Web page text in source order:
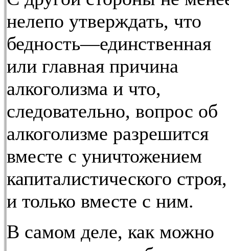
нелепо утверждать, что
бедность—единственная
или главная причина
алкоголизма и что,
следовательно, вопрос об
алкоголизме разрешится
вместе с уничтожением
капиталистического строя,
и только вместе с ним.
В самом деле, как можно